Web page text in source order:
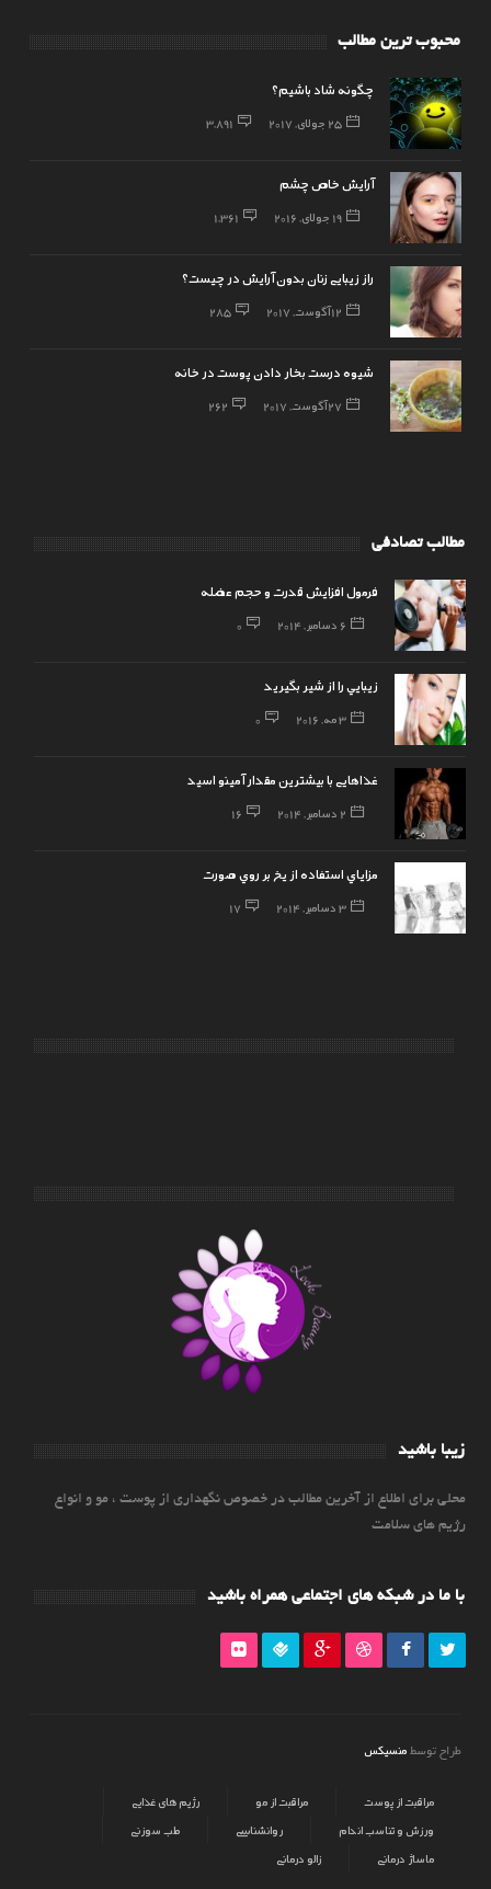
محبوب ترین مطالب
چگونه شاد باشیم؟
25 جولای, 2017 3,891
آرایش خاص چشم
19 جولای, 2016 1,361
راز زیبایی زنان بدون آرایش در چیست؟
12 آگوست, 2017 285
شیوه درست بخار دادن پوست در خانه
27 آگوست, 2017 262
مطالب تصادفی
فرمول افزایش قدرت و حجم عضله
6 دسامبر, 2014 0
زيبايي را از شير بگيريد
3 مه, 2016 0
غذاهایی با بیشترین مقدار آمینو اسید
2 دسامبر, 2014 16
مزاياي استفاده از يخ بر روي صورت
3 دسامبر, 2014 17
زیبا باشید
محلی برای اطلاع از آخرین مطالب در خصوص نگهداری از پوست ، مو و انواع
رژیم های سلامت
با ما در شبکه های اجتماعی همراه باشید
طراح توسط منسیکس
مراقبت از پوست مراقبت از مو
رژیم های غذایی
ورزش و تناسب اندام
روانشناسی
طب سوزنی
ماساژ درمانی
زالو درمانی